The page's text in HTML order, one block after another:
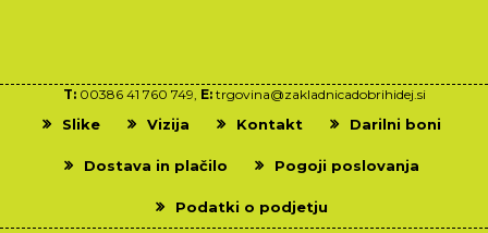
T:00386 41 760 749, E: trgovina@zakladnicadobrihidej.si
Slike Vizija Kontakt Darilni boni
Dostava in plačilo Pogoji poslovanja
Podatki o podjetju